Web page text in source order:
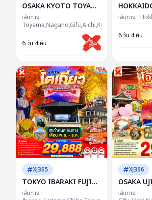
OSAKA KYOTO TOYAMA
KAMIKOCHI 6D 4N BY
XJ -- SEP - NOV'26 ---
ซุปตาร์..รถไฟสายโรแมนติก
พิชิตคามิโคจิ วิวหลักล้าน
เส้นทาง :
Toyama,Nagano,Gifu,Aichi,Kyoto,Osaka
6 วัน 4 คืน
JOZANKEI
DEC'26 -- ซุ
ตาร์...ฮอ
เส้นทาง :
6 วัน 4 คืน
XJ365
TOKYO IBARAKI FUJI
AUTUMN 5D 3N BY XJ -
เส้นทาง :
XJ366
OSAKA
OBARA
เส้นทาง :